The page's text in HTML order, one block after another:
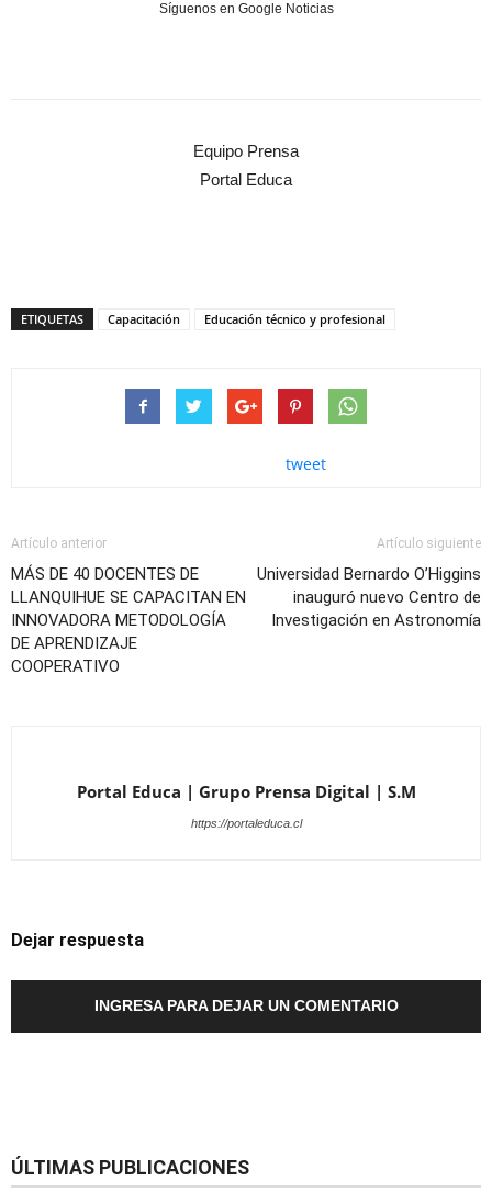
Síguenos en Google Noticias
Equipo Prensa
Portal Educa
ETIQUETAS Capacitación Educación técnico y profesional
tweet
Artículo anterior
MÁS DE 40 DOCENTES DE
LLANQUIHUE SE CAPACITAN EN
INNOVADORA METODOLOGÍA
DE APRENDIZAJE
COOPERATIVO
Artículo siguiente
Universidad Bernardo O’Higgins
inauguró nuevo Centro de
Investigación en Astronomía
Portal Educa | Grupo Prensa Digital | S.M
https://portaleduca.cl
Dejar respuesta
INGRESA PARA DEJAR UN COMENTARIO
ÚLTIMAS PUBLICACIONES